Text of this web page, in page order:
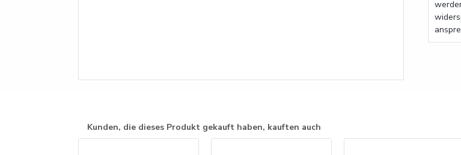
Kunden, die dieses Produkt gekauft haben, kauften auch